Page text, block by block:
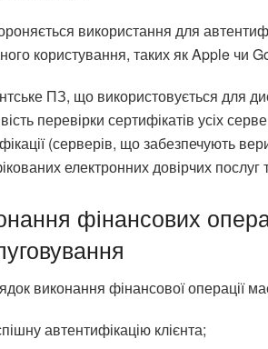
використання для
користування, таких як Apple чи
ПЗ, що використовується для
перевірки сертифікатів усіх
(серверів, що забезпечують
електронних довірчих послуг
фінансових
виконання фінансової операції
автентифікацію клієнта;